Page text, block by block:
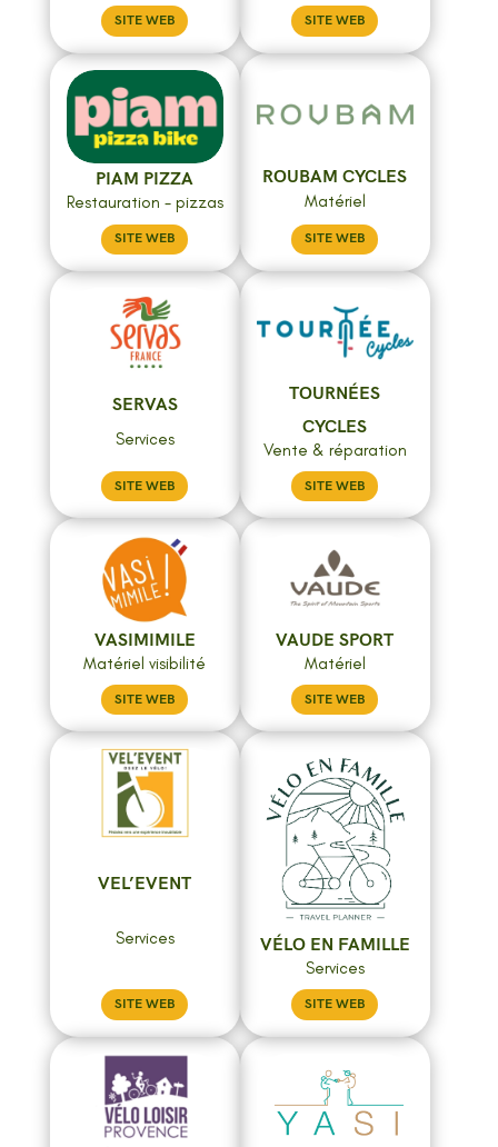
SITE WEB SITE WEB
PIAM PIZZA
Restauration - pizzas
SITE WEB
ROUBAM CYCLES
Matériel
SITE WEB
SERVAS
Services
SITE WEB
TOURNÉES
CYCLES
Vente & réparation
SITE WEB
VASIMIMILE
Matériel visibilité
SITE WEB
VAUDE SPORT
Matériel
SITE WEB
VEL’EVENT
Services
SITE WEB
VÉLO EN FAMILLE
Services
SITE WEB